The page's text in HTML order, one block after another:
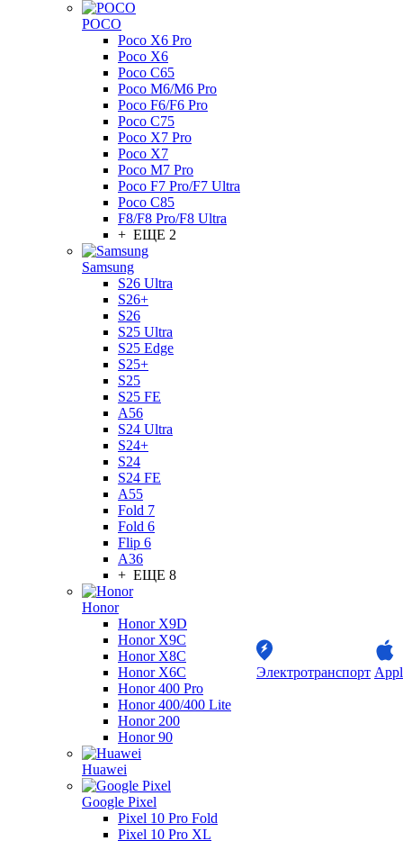
POCO
Poco X6 Pro
Poco X6
Poco C65
Poco M6/M6 Pro
Poco F6/F6 Pro
Poco C75
Poco X7 Pro
Poco X7
Poco M7 Pro
Poco F7 Pro/F7 Ultra
Poco C85
F8/F8 Pro/F8 Ultra
+ ЕЩЕ 2
Samsung
S26 Ultra
S26+
S26
S25 Ultra
S25 Edge
S25+
S25
S25 FE
A56
S24 Ultra
S24+
S24
S24 FE
A55
Fold 7
Fold 6
Flip 6
A36
+ ЕЩЕ 8
Honor
Honor X9D
Honor X9C
Honor X8C
Honor X6C
Honor 400 Pro
Honor 400/400 Lite
Honor 200
Honor 90
Huawei
Google Pixel
Pixel 10 Pro Fold
Pixel 10 Pro XL
Электротранспорт